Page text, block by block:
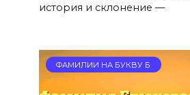
история и склонение —
ФАМИЛИИ НА БУКВУ Б